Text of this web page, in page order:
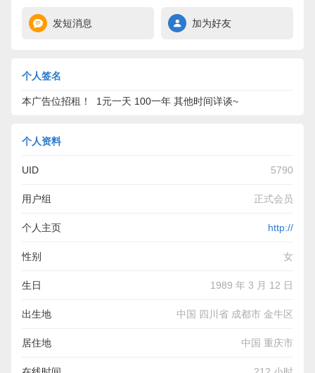
发短消息 加为好友
个人签名
本广告位招租！ 1元一天 100一年 其他时间详谈~
个人资料
UID 5790
用户组 正式会员
个人主页 http://
性别 女
生日 1989 年 3 月 12 日
出生地 中国 四川省 成都市 金牛区
居住地 中国 重庆市